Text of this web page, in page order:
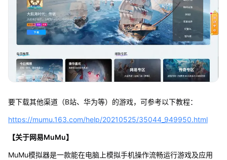
要下载其他渠道（B站、华为等）的游戏，可参考以下教程：
https://mumu.163.com/help/20210525/35044_949950.html
【关于网易MuMu】
MuMu模拟器是一款能在电脑上模拟手机操作流畅运行游戏及应用